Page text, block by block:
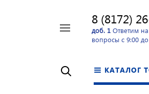
доб. 1 Ответим
вопросы с 9:00
КАТАЛОГ